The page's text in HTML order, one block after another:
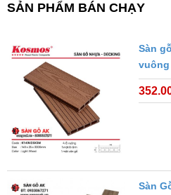
SẢN PHẨM BÁN CHẠY
Sàn
vuông
Sàn